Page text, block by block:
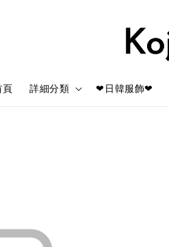
頁 詳細分類 ❤日韓服飾❤